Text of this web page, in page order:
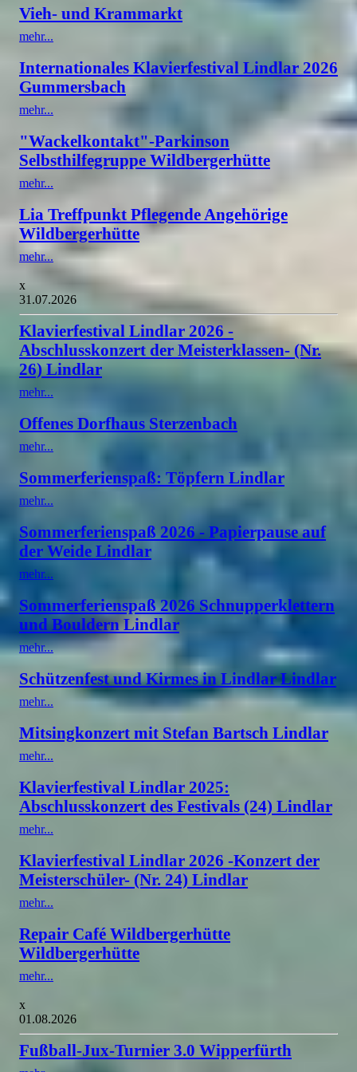
Vieh- und Krammarkt
mehr...
Internationales Klavierfestival Lindlar 2026
Gummersbach
mehr...
"Wackelkontakt"-Parkinson
Selbsthilfegruppe Wildbergerhütte
mehr...
Lia Treffpunkt Pflegende Angehörige
Wildbergerhütte
mehr...
x
31.07.2026
Klavierfestival Lindlar 2026 -
Abschlusskonzert der Meisterklassen- (Nr.
26) Lindlar
mehr...
Offenes Dorfhaus Sterzenbach
mehr...
Sommerferienspaß: Töpfern Lindlar
mehr...
Sommerferienspaß 2026 - Papierpause auf
der Weide Lindlar
mehr...
Sommerferienspaß 2026 Schnupperklettern
und Bouldern Lindlar
mehr...
Schützenfest und Kirmes in Lindlar Lindlar
mehr...
Mitsingkonzert mit Stefan Bartsch Lindlar
mehr...
Klavierfestival Lindlar 2025:
Abschlusskonzert des Festivals (24) Lindlar
mehr...
Klavierfestival Lindlar 2026 -Konzert der
Meisterschüler- (Nr. 24) Lindlar
mehr...
Repair Café Wildbergerhütte
Wildbergerhütte
mehr...
x
01.08.2026
Fußball-Jux-Turnier 3.0 Wipperfürth